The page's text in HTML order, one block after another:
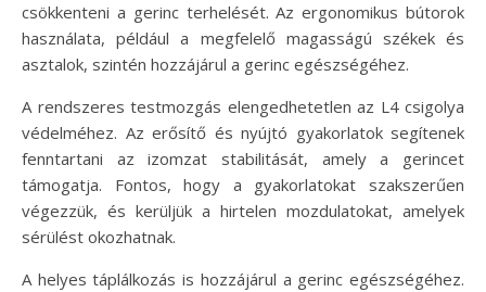
csökkenteni a gerinc terhelését. Az ergonomikus bútorok
használata, például a megfelelő magasságú székek és
asztalok, szintén hozzájárul a gerinc egészségéhez.
A rendszeres testmozgás elengedhetetlen az L4 csigolya
védelméhez. Az erősítő és nyújtó gyakorlatok segítenek
fenntartani az izomzat stabilitását, amely a gerincet
támogatja. Fontos, hogy a gyakorlatokat szakszerűen
végezzük, és kerüljük a hirtelen mozdulatokat, amelyek
sérülést okozhatnak.
A helyes táplálkozás is hozzájárul a gerinc egészségéhez.